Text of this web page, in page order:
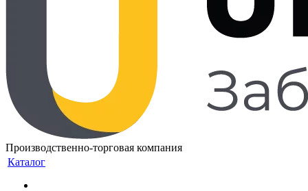
Производственно-торговая компания
Каталог